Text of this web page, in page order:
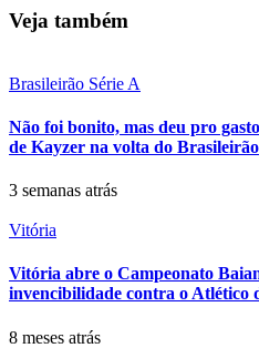
Veja também
Brasileirão Série A
Não foi bonito, mas deu pro
de Kayzer na volta do Brasileirão
3 semanas atrás
Vitória
Vitória abre o Campeonato
invencibilidade contra o Atlético
8 meses atrás